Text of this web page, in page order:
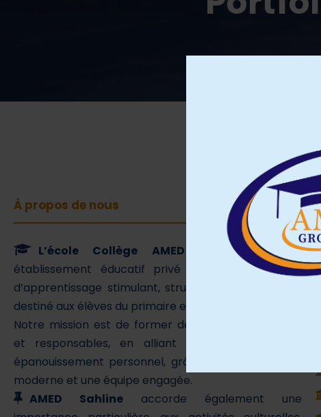
À propos de nous
L’école Collège AMED Sahline est un
établissement éducatif privé qui offre un cadre
d’apprentissage stimulant, structuré et bienveillant,
destiné aux élèves du primaire et du collège.
Notre mission est de former des élèves autonomes
et responsables, en alliant réussite scolaire et
épanouissement personnel, grâce à une pédagogie
moderne et une équipe engagée.
AMED Sahline accorde également une